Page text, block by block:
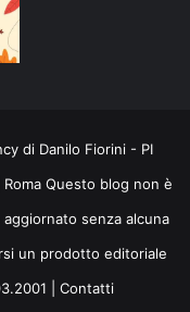
di Danilo Fiorini - PI
Questo blog non è
senza alcuna
un prodotto editoriale
| Contatti